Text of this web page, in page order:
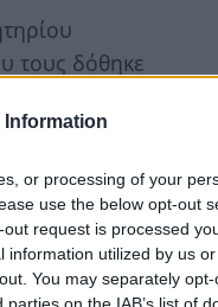
Information
or processing of your
use the below opt-out
request is processed
utilized by us
You may separately
τους δόθηκε
τους στην
όσο
πολλαπλά
θέμα
απολαύσουν